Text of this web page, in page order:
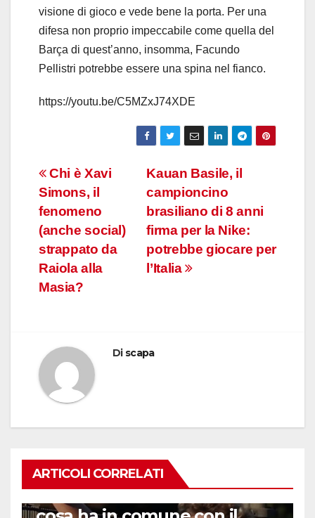
visione di gioco e vede bene la porta. Per una
difesa non proprio impeccabile come quella del
Barça di quest’anno, insomma, Facundo
Pellistri potrebbe essere una spina nel fianco.
https://youtu.be/C5MZxJ74XDE
Navigazione
articoli
Kauan Basile, il
campioncino
brasiliano di 8 anni
firma per la Nike:
potrebbe giocare per
l’Italia
Chi è Xavi
Simons, il
fenomeno
(anche social)
strappato da
Raiola alla
Masia?
Di scapa
ARTICOLI CORRELATI
GENERAZIONI DI FENOMENI
Chi è il nipote di Materazzi e